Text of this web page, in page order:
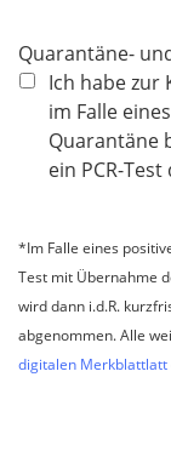
d
Quarantäne-
Ich habe zur
im Falle
Quarantäne
ein PCR-
*Im Falle eines
Test mit Übernahme
wird dann i.d.R.
abgenommen. Alle
digitalen Merkblattlatt